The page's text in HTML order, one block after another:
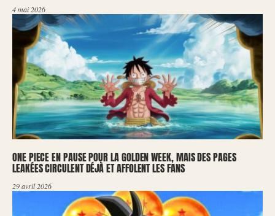
4 mai 2026
ONE PIECE EN PAUSE POUR LA GOLDEN WEEK, MAIS DES PAGES
LEAKÉES CIRCULENT DÉJÀ ET AFFOLENT LES FANS
29 avril 2026